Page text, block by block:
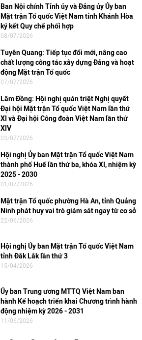
Ban Nội chính Tỉnh ủy và Đảng ủy Ủy ban
Mặt trận Tổ quốc Việt Nam tỉnh Khánh Hòa
ký kết Quy chế phối hợp
08/07/2026
Tuyên Quang: Tiếp tục đổi mới, nâng cao
chất lượng công tác xây dựng Đảng và hoạt
động Mặt trận Tổ quốc
07/07/2026
Lâm Đồng: Hội nghị quán triệt Nghị quyết
Đại hội Mặt trận Tổ quốc Việt Nam lần thứ
XI và Đại hội Công đoàn Việt Nam lần thứ
XIV
03/07/2026
Hội nghị Ủy ban Mặt trận Tổ quốc Việt Nam
thành phố Huế lần thứ ba, khóa XI, nhiệm kỳ
2025 - 2030
01/07/2026
Mặt trận Tổ quốc phường Hà An, tỉnh Quảng
Ninh phát huy vai trò giám sát ngay từ cơ sở
22/06/2026
Hội nghị Ủy ban Mặt trận Tổ quốc Việt Nam
tỉnh Đắk Lắk lần thứ 3
15/04/2026
Ủy ban Trung ương MTTQ Việt Nam ban
hành Kế hoạch triển khai Chương trình hành
động nhiệm kỳ 2026 - 2031
11/06/2026